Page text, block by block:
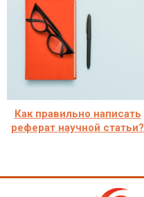
Как правильно написать
реферат научной статьи?